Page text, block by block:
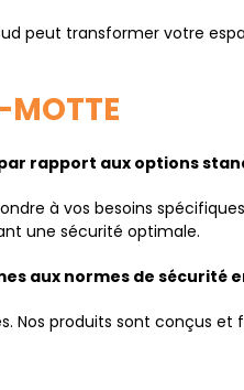
peut transformer votre
MOTTE
rapport aux options
à vos besoins
une sécurité optimale.
aux normes de sécurité
Nos produits sont conçus